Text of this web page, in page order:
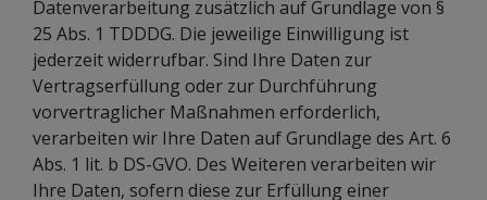
Datenverarbeitung zusätzlich auf Grundlage von §
25 Abs. 1 TDDDG. Die jeweilige Einwilligung ist
jederzeit widerrufbar. Sind Ihre Daten zur
Vertragserfüllung oder zur Durchführung
vorvertraglicher Maßnahmen erforderlich,
verarbeiten wir Ihre Daten auf Grundlage des Art. 6
Abs. 1 lit. b DS-GVO. Des Weiteren verarbeiten wir
Ihre Daten, sofern diese zur Erfüllung einer